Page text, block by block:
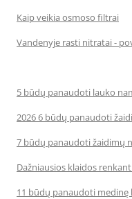
Kaip veikia osmoso filtrai
Vandenyje rasti nitratai -
5 būdų panaudoti lauko
2026 6 būdų panaudoti
7 būdų panaudoti žaidimų
Dažniausios klaidos
11 būdų panaudoti medinę